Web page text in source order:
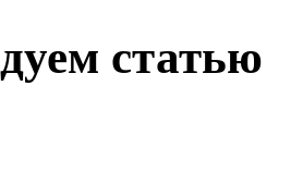
статью